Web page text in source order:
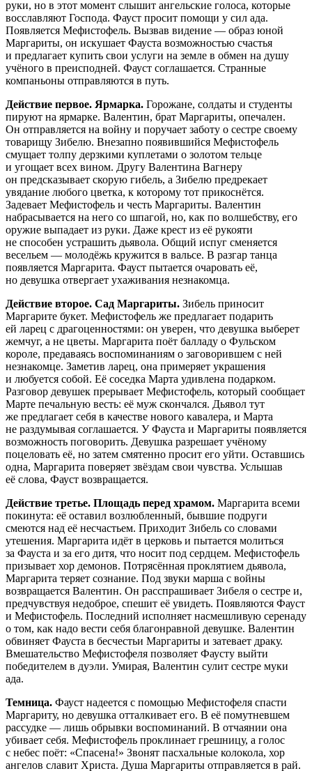
руки, но в этот момент слышит ангельские голоса, которые
восславляют Господа. Фауст просит помощи у сил ада.
Появляется Мефистофель. Вызвав видение — образ юной
Маргариты, он искушает Фауста возможностью счастья
и предлагает купить свои услуги на земле в обмен на душу
учёного в преисподней. Фауст соглашается. Странные
компаньоны отправляются в путь.
Действие первое. Ярмарка. Горожане, солдаты и студенты
пируют на ярмарке. Валентин, брат Маргариты, опечален.
Он отправляется на войну и поручает заботу о сестре своему
товарищу Зибелю. Внезапно появившийся Мефистофель
смущает толпу дерзкими куплетами о золотом тельце
и угощает всех вином. Другу Валентина Вагнеру
он предсказывает скорую гибель, а Зибелю предрекает
увядание любого цветка, к которому тот прикоснётся.
Задевает Мефистофель и честь Маргариты. Валентин
набрасывается на него со шпагой, но, как по волшебству, его
оружие выпадает из руки. Даже крест из её рукояти
не способен устрашить дьявола. Общий испуг сменяется
весельем — молодёжь кружится в вальсе. В разгар танца
появляется Маргарита. Фауст пытается очаровать её,
но девушка отвергает ухаживания незнакомца.
Действие второе. Сад Маргариты. Зибель приносит
Маргарите букет. Мефистофель же предлагает подарить
ей ларец с драгоценностями: он уверен, что девушка выберет
жемчуг, а не цветы. Маргарита поёт балладу о Фульском
короле, предаваясь воспоминаниям о заговорившем с ней
незнакомце. Заметив ларец, она примеряет украшения
и любуется собой. Её соседка Марта удивлена подарком.
Разговор девушек прерывает Мефистофель, который сообщает
Марте печальную весть: её муж скончался. Дьявол тут
же предлагает себя в качестве нового кавалера, и Марта
не раздумывая соглашается. У Фауста и Маргариты появляется
возможность поговорить. Девушка разрешает учёному
поцеловать её, но затем смятенно просит его уйти. Оставшись
одна, Маргарита поверяет звёздам свои чувства. Услышав
её слова, Фауст возвращается.
Действие третье. Площадь перед храмом. Маргарита всеми
покинута: её оставил возлюбленный, бывшие подруги
смеются над её несчастьем. Приходит Зибель со словами
утешения. Маргарита идёт в церковь и пытается молиться
за Фауста и за его дитя, что носит под сердцем. Мефистофель
призывает хор демонов. Потрясённая проклятием дьявола,
Маргарита теряет сознание. Под звуки марша с войны
возвращается Валентин. Он расспрашивает Зибеля о сестре и,
предчувствуя недоброе, спешит её увидеть. Появляются Фауст
и Мефистофель. Последний исполняет насмешливую серенаду
о том, как надо вести себя благонравной девушке. Валентин
обвиняет Фауста в бесчестьи Маргариты и затевает драку.
Вмешательство Мефистофеля позволяет Фаусту выйти
победителем в дуэли. Умирая, Валентин сулит сестре муки
ада.
Темница. Фауст надеется с помощью Мефистофеля спасти
Маргариту, но девушка отталкивает его. В её помутневшем
рассудке — лишь обрывки воспоминаний. В отчаянии она
убивает себя. Мефистофель проклинает грешницу, а голос
с небес поёт: «Спасена!» Звонят пасхальные колокола, хор
ангелов славит Христа. Душа Маргариты отправляется в рай.